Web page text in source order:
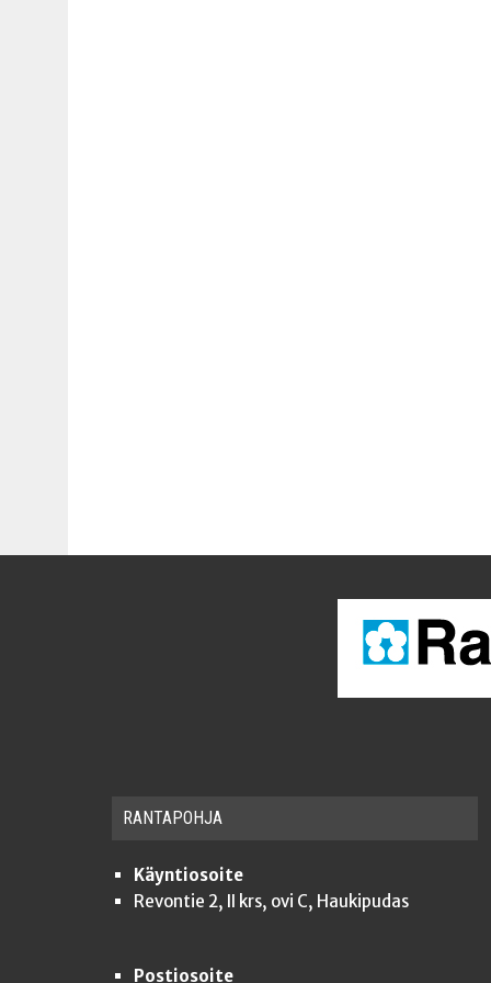
RAN­TA­POH­JA
Käyntiosoite
Revontie 2, II krs, ovi C, Haukipudas
Postiosoite